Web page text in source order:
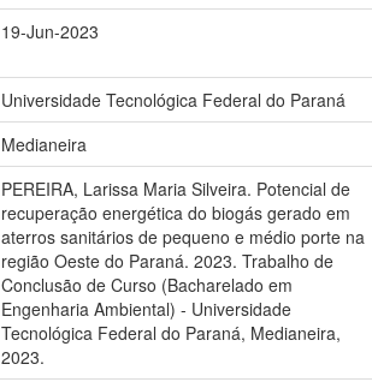
19-Jun-2023
Universidade Tecnológica Federal do Paraná
Medianeira
PEREIRA, Larissa Maria Silveira. Potencial de
recuperação energética do biogás gerado em
aterros sanitários de pequeno e médio porte na
região Oeste do Paraná. 2023. Trabalho de
Conclusão de Curso (Bacharelado em
Engenharia Ambiental) - Universidade
Tecnológica Federal do Paraná, Medianeira,
2023.